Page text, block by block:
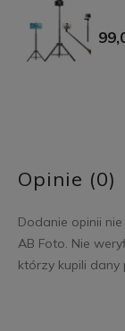
Opinie (0)
Dodanie opinii
AB Foto. Nie
którzy kupili dany